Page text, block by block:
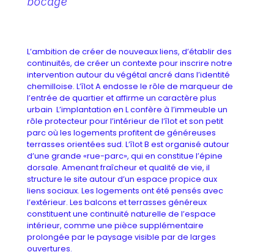
L’ambition de créer de nouveaux liens, d’établir des
continuités, de créer un contexte pour inscrire notre
intervention autour du végétal ancré dans l’identité
chemilloise. L’îlot A endosse le rôle de marqueur de
l’entrée de quartier et affirme un caractère plus
urbain L’implantation en L confère à l’immeuble un
rôle protecteur pour l’intérieur de l’îlot et son petit
parc où les logements profitent de généreuses
terrasses orientées sud. L’îlot B est organisé autour
d’une grande «rue-parc», qui en constitue l’épine
dorsale. Amenant fraîcheur et qualité de vie, il
structure le site autour d’un espace propice aux
liens sociaux. Les logements ont été pensés avec
l’extérieur. Les balcons et terrasses généreux
constituent une continuité naturelle de l’espace
intérieur, comme une pièce supplémentaire
prolongée par le paysage visible par de larges
ouvertures.